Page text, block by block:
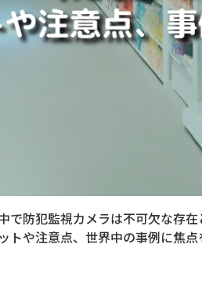
防犯監視カメラは不可欠な存
や注意点、世界中の事例に焦点